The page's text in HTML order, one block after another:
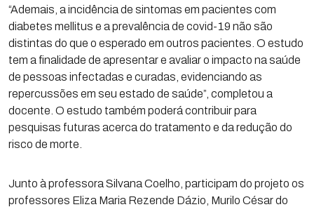
“Ademais, a incidência de sintomas em pacientes com
diabetes mellitus e a prevalência de covid-19 não são
distintas do que o esperado em outros pacientes. O estudo
tem a finalidade de apresentar e avaliar o impacto na saúde
de pessoas infectadas e curadas, evidenciando as
repercussões em seu estado de saúde”, completou a
docente. O estudo também poderá contribuir para
pesquisas futuras acerca do tratamento e da redução do
risco de morte.
Junto à professora Silvana Coelho, participam do projeto os
professores Eliza Maria Rezende Dázio, Murilo César do